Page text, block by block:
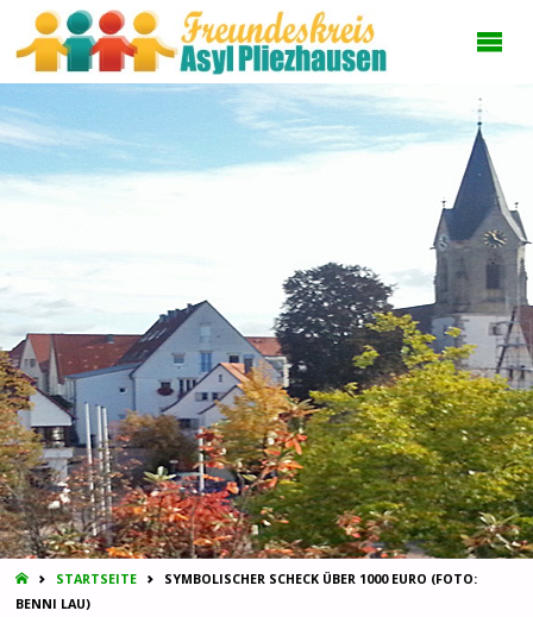
STARTSTARTSEITE
SYMBOLISCHER SCHECK ÜBER 1000 EURO (FOTO:
BENNI LAU)